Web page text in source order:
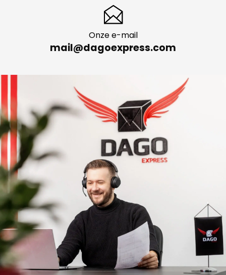
Onze e-mail
mail@dagoexpress.com